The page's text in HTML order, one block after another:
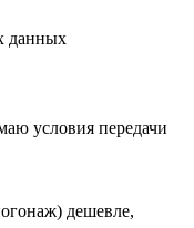
данных
условия передачи
дешевле,